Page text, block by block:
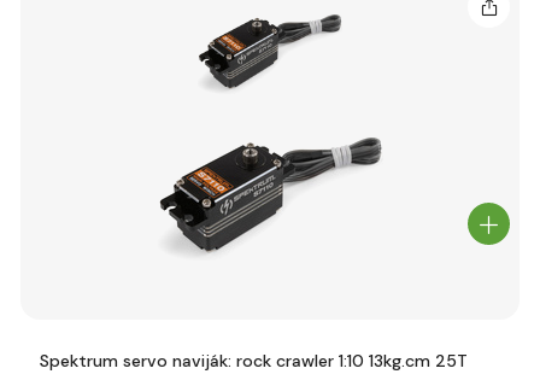
Spektrum servo naviják: rock crawler 1:10 13kg.cm 25T